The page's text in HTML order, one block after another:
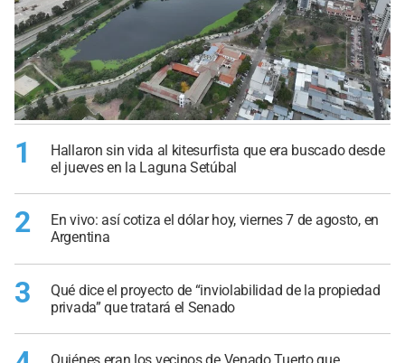
1
Hallaron sin vida al kitesurfista que era buscado desde
el jueves en la Laguna Setúbal
2
En vivo: así cotiza el dólar hoy, viernes 7 de agosto, en
Argentina
3
Qué dice el proyecto de “inviolabilidad de la propiedad
privada” que tratará el Senado